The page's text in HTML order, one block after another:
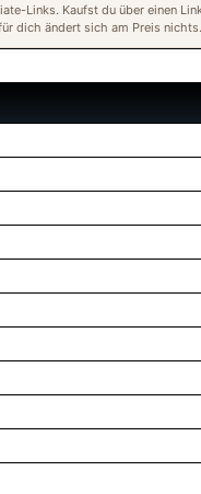
Links. Kaufst du über einen
dich ändert sich am Preis nichts.